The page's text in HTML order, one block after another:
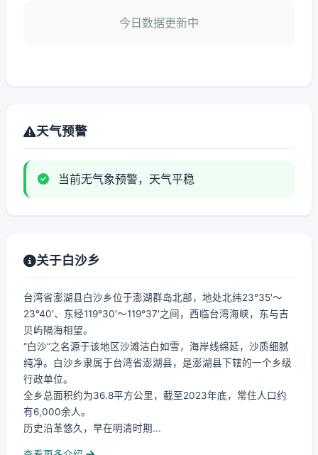
今日数据更新中
天气预警
当前无气象预警，天气平稳
关于白沙乡
台湾省澎湖县白沙乡位于澎湖群岛北部，地处北纬23°35′～
23°40′、东经119°30′～119°37′之间，西临台湾海峡，东与吉
贝屿隔海相望。
“白沙”之名源于该地区沙滩洁白如雪，海岸线绵延，沙质细腻
纯净。白沙乡隶属于台湾省澎湖县，是澎湖县下辖的一个乡级
行政单位。
全乡总面积约为36.8平方公里，截至2023年底，常住人口约
有6,000余人。
历史沿革悠久，早在明清时期...